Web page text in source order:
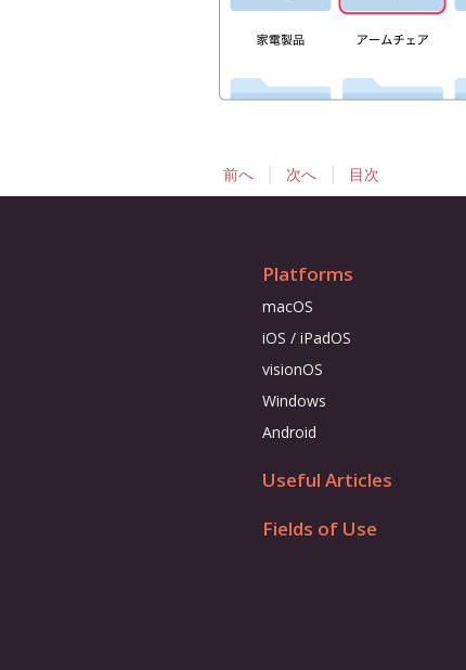
前へ | 次へ | 目次
Platforms
macOS
iOS / iPadOS
visionOS
Windows
Android
Useful Articles
Fields of Use